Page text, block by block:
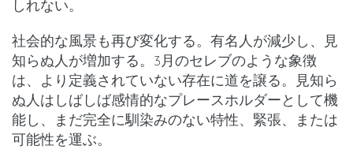
しれない。
社会的な風景も再び変化する。 有名人が減少 し、 見
知らぬ人が増加する。3月のセレブのような象徴
は、より定義されていない存在に道を譲る。見知ら
ぬ人はしばしば感情的なプレースホルダーとして機
能し、まだ完全に馴染みのない特性、緊張、または
可能性を運ぶ。